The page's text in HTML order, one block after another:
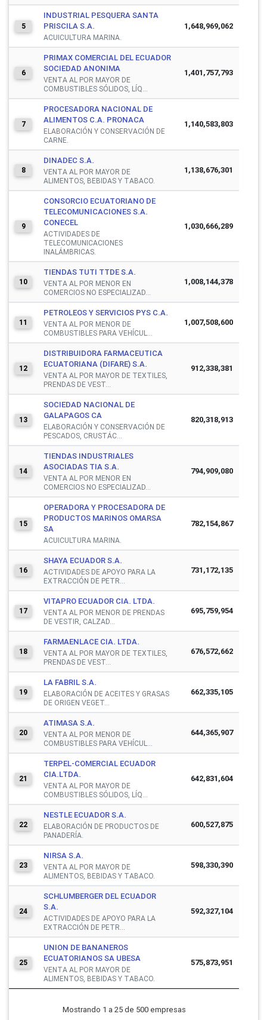
5
INDUSTRIAL PESQUERA SANTA
PRISCILA S.A.
ACUICULTURA MARINA.
1,648,969,062
6
PRIMAX COMERCIAL DEL ECUADOR
SOCIEDAD ANONIMA
VENTA AL POR MAYOR DE
COMBUSTIBLES SÓLIDOS, LÍQ...
1,401,757,793
7
PROCESADORA NACIONAL DE
ALIMENTOS C.A. PRONACA
ELABORACIÓN Y CONSERVACIÓN DE
CARNE.
1,140,583,803
8
DINADEC S.A.
VENTA AL POR MAYOR DE
ALIMENTOS, BEBIDAS Y TABACO.
1,138,676,301
9
CONSORCIO ECUATORIANO DE
TELECOMUNICACIONES S.A.
CONECEL
ACTIVIDADES DE
TELECOMUNICACIONES
INALÁMBRICAS.
1,030,666,289
10
TIENDAS TUTI TTDE S.A.
VENTA AL POR MENOR EN
COMERCIOS NO ESPECIALIZAD...
1,008,144,378
11
PETROLEOS Y SERVICIOS PYS C.A.
VENTA AL POR MENOR DE
COMBUSTIBLES PARA VEHÍCUL...
1,007,508,600
12
DISTRIBUIDORA FARMACEUTICA
ECUATORIANA (DIFARE) S.A.
VENTA AL POR MAYOR DE TEXTILES,
PRENDAS DE VEST...
912,338,381
13
SOCIEDAD NACIONAL DE
GALAPAGOS CA
ELABORACIÓN Y CONSERVACIÓN DE
PESCADOS, CRUSTÁC...
820,318,913
14
TIENDAS INDUSTRIALES
ASOCIADAS TIA S.A.
VENTA AL POR MENOR EN
COMERCIOS NO ESPECIALIZAD...
794,909,080
15
OPERADORA Y PROCESADORA DE
PRODUCTOS MARINOS OMARSA
SA
ACUICULTURA MARINA.
782,154,867
16
SHAYA ECUADOR S.A.
ACTIVIDADES DE APOYO PARA LA
EXTRACCIÓN DE PETR...
731,172,135
17
VITAPRO ECUADOR CIA. LTDA.
VENTA AL POR MENOR DE PRENDAS
DE VESTIR, CALZAD...
695,759,954
18
FARMAENLACE CIA. LTDA.
VENTA AL POR MAYOR DE TEXTILES,
PRENDAS DE VEST...
676,572,662
19
LA FABRIL S.A.
ELABORACIÓN DE ACEITES Y GRASAS
DE ORIGEN VEGET...
662,335,105
20
ATIMASA S.A.
VENTA AL POR MENOR DE
COMBUSTIBLES PARA VEHÍCUL...
644,365,907
21
TERPEL-COMERCIAL ECUADOR
CIA.LTDA.
VENTA AL POR MAYOR DE
COMBUSTIBLES SÓLIDOS, LÍQ...
642,831,604
22
NESTLE ECUADOR S.A.
ELABORACIÓN DE PRODUCTOS DE
PANADERÍA.
600,527,875
23
NIRSA S.A.
VENTA AL POR MAYOR DE
ALIMENTOS, BEBIDAS Y TABACO.
598,330,390
24
SCHLUMBERGER DEL ECUADOR
S.A.
ACTIVIDADES DE APOYO PARA LA
EXTRACCIÓN DE PETR...
592,327,104
25
UNION DE BANANEROS
ECUATORIANOS SA UBESA
VENTA AL POR MAYOR DE
ALIMENTOS, BEBIDAS Y TABACO.
575,873,951
Mostrando 1 a 25 de 500 empresas